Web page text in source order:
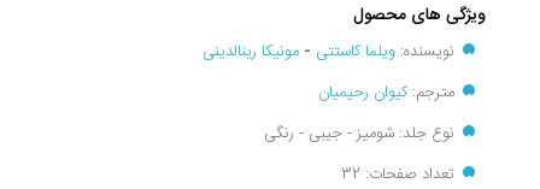
ویژگی های محصول
نویسنده: ویلما کاستتی - مونیکا رینالدینی
مترجم:کیوان رحیمیان
نوع جلد: شومیز - جیبی - رنگی
تعداد صفحات: 32